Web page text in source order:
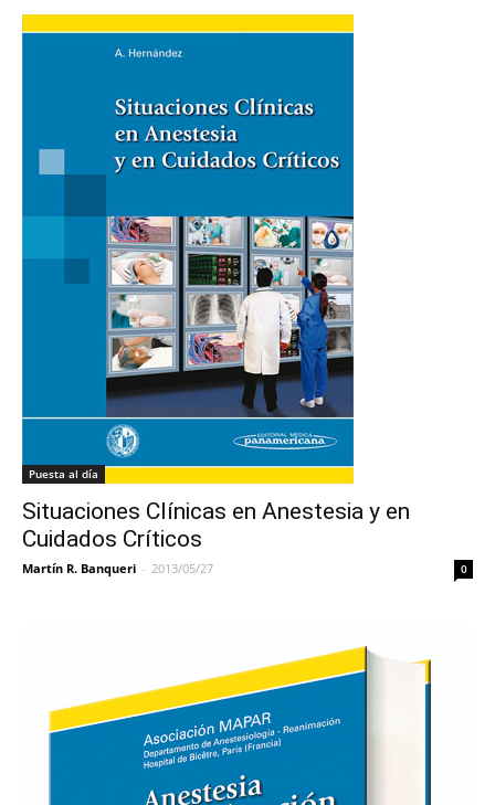
Puesta al día
Situaciones Clínicas en Anestesia y en
Cuidados Críticos
Martín R. Banqueri - 2013/05/27 0